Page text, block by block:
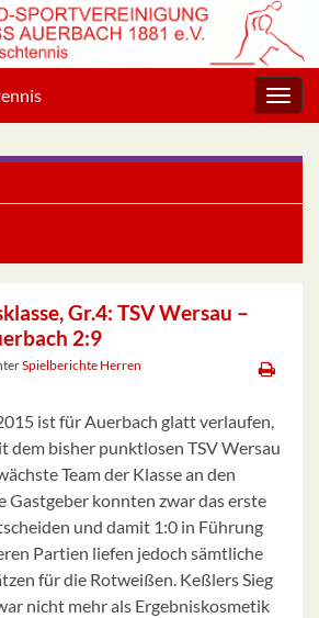
Gr.4: TSV Wersau –
2:9
Spielberichte Herren
ist für Auerbach glatt verlaufen,
dem bisher punktlosen TSV Wersau
Team der Klasse an den
Gastgeber konnten zwar das erste
und damit 1:0 in Führung
Partien liefen jedoch sämtliche
für die Rotweißen. Keßlers Sieg
nicht mehr als Ergebniskosmetik